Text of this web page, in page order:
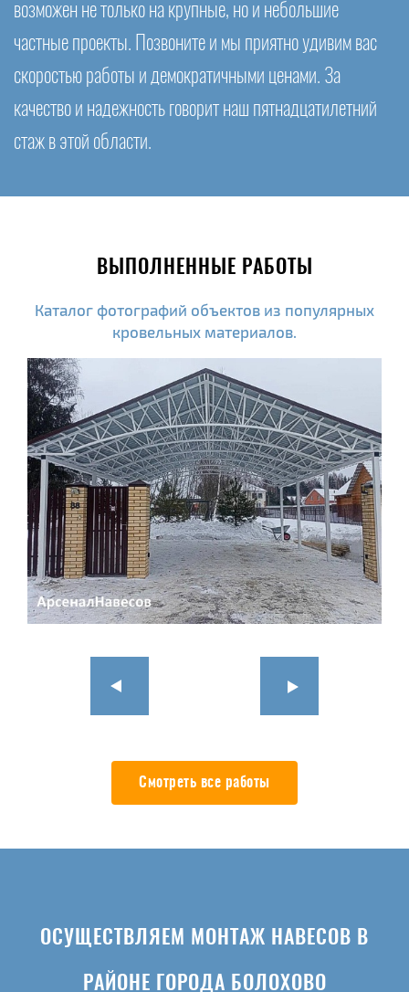
возможен не только на крупные, но и небольшие
частные проекты. Позвоните и мы приятно удивим вас
скоростью работы и демократичными ценами. За
качество и надежность говорит наш пятнадцатилетний
стаж в этой области.
ВЫПОЛНЕННЫЕ РАБОТЫ
Каталог фотографий объектов из популярных
кровельных материалов.
Смотреть все работы
ОСУЩЕСТВЛЯЕМ МОНТАЖ НАВЕСОВ В
РАЙОНЕ ГОРОДА БОЛОХОВО